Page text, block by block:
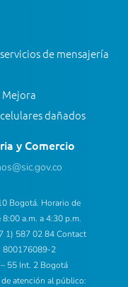
de mensajería
Mejora
dañados
y Comercio
Bogotá. Horario de
a.m. a 4:30 p.m.
1) 587 02 84 Contact
800176089-2
55 Int. 2 Bogotá
atención al público: